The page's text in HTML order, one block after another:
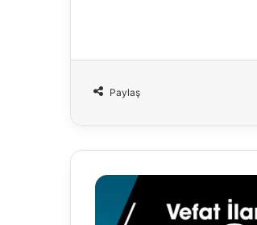
Paylaş
13.09.2021
İlanları